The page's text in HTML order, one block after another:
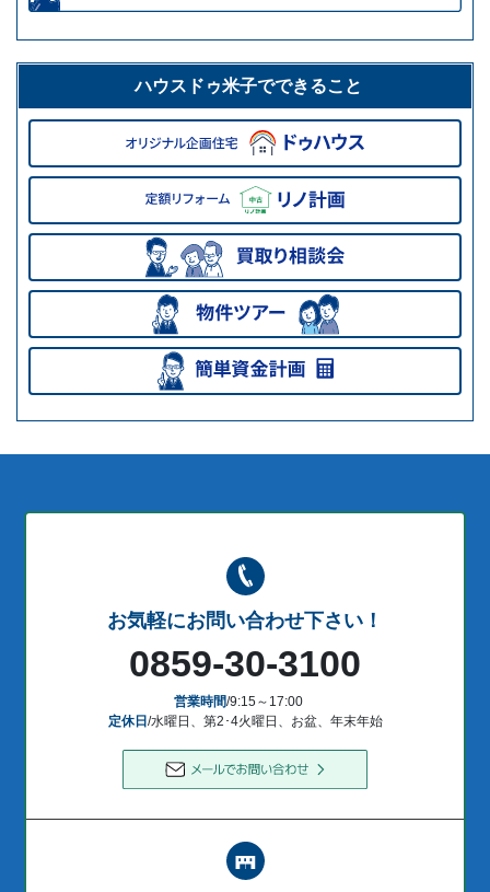
ハウスドゥ米子でできること
お気軽にお問い合わせ下さい！
0859-30-3100
営業時間/9:15～17:00
定休日 /水曜日、第2･4火曜日、お盆、年末年始